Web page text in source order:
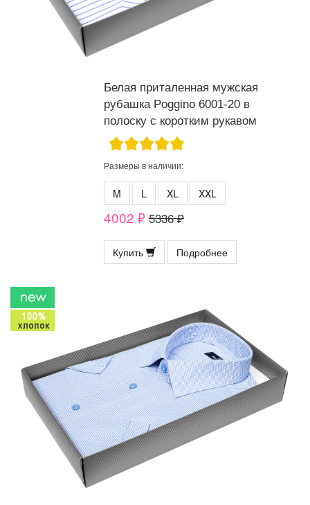
Белая приталенная мужская
рубашка Poggino 6001-20 в
полоску с коротким рукавом
Размеры в наличии:
M L XL XXL
4002 ₽ 5336 ₽
Купить Подробнее